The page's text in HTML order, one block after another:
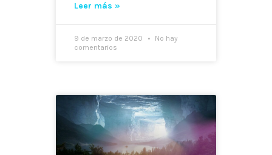
Leer más »
9 de marzo de 2020
No hay
comentarios